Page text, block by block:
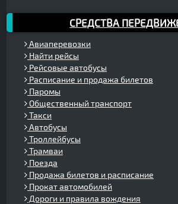
СРЕДСТВА
Авиаперевозки
Найти рейсы
Рейсовые автобусы
Расписание и продажа билетов
Паромы
Общественный транспорт
Такси
Автобусы
Троллейбусы
Трамваи
Поезда
Продажа билетов и расписание
Прокат автомобилей
Дороги и правила вождения